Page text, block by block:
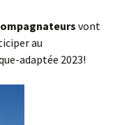
vont
au
adaptée 2023!